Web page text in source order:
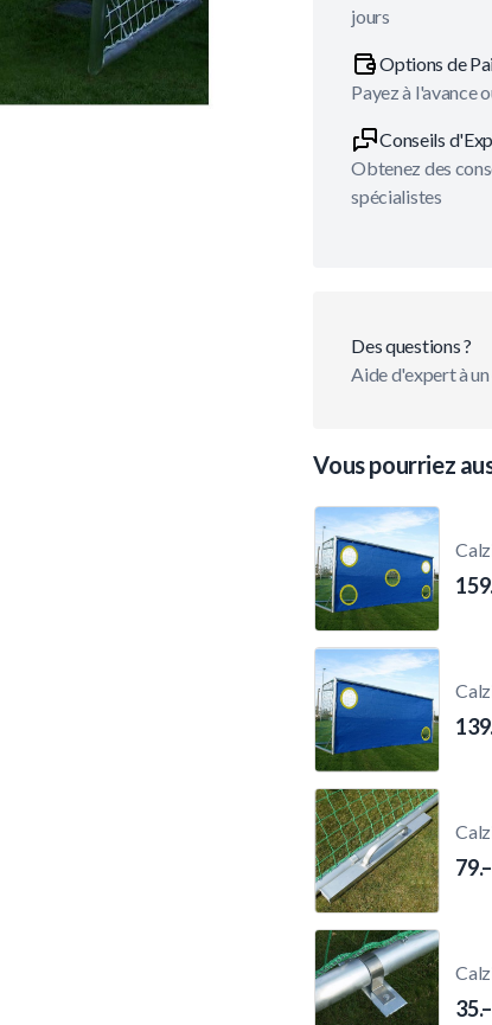
jours
Options de
Payez à l'avance
Conseils
Obtenez des
spécialistes
Des questions ?
Aide d'expert à
Vous pourriez